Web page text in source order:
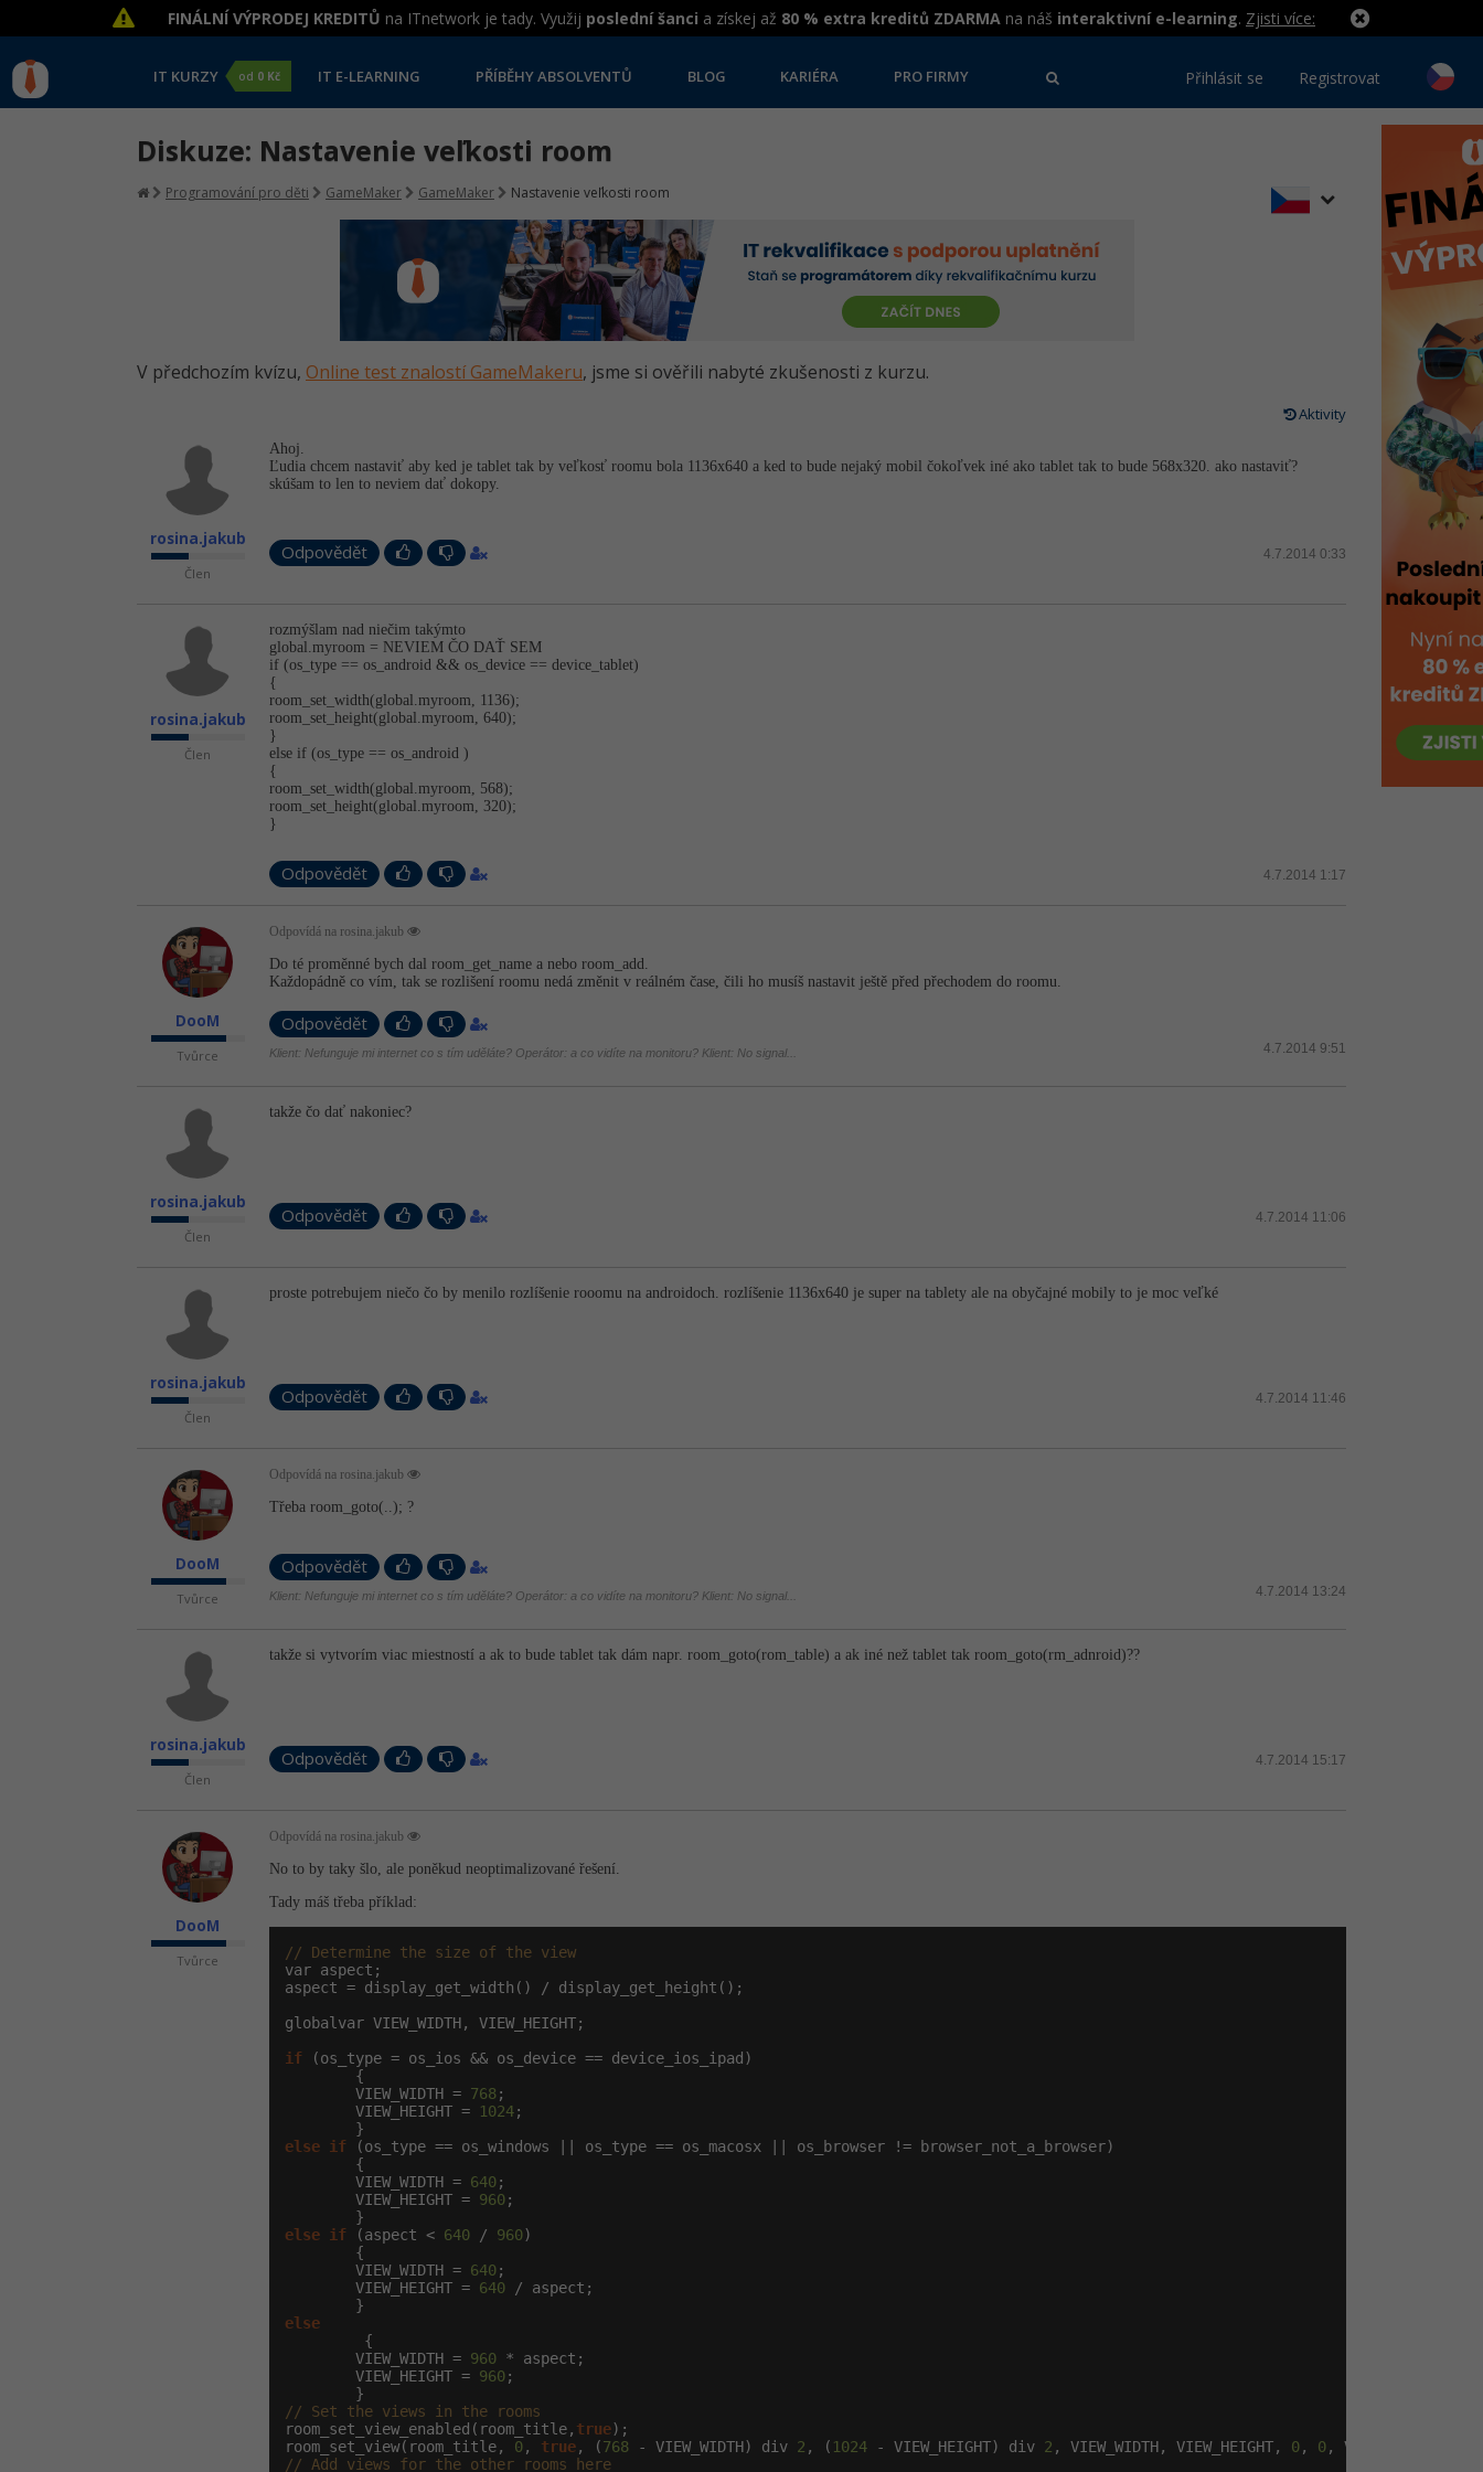
FINÁLNÍ VÝPRODEJ KREDITŮ na ITnetwork je tady. Využij poslední šanci a získej až 80 % extra kreditů ZDARMA na náš interaktivní e-learning. Zjisti více:
IT KURZY od 0 Kč IT E-LEARNING PŘÍBĚHY ABSOLVENTŮ BLOG KARIÉRA PRO FIRMY Přihlásit se Registrovat
Diskuze: Nastavenie veľkosti room
Programování pro děti GameMaker GameMaker Nastavenie veľkosti room
V předchozím kvízu, Online test znalostí GameMakeru, jsme si ověřili nabyté zkušenosti z kurzu.
Aktivity
rosina.jakub
Člen
Ahoj.
Ľudia chcem nastaviť aby ked je tablet tak by veľkosť roomu bola 1136x640 a ked to bude nejaký mobil čokoľvek iné ako tablet tak to bude 568x320. ako nastaviť?
skúšam to len to neviem dať dokopy.
Odpovědět 4.7.2014 0:33
rosina.jakub
Člen
rozmýšlam nad niečim takýmto
global.myroom = NEVIEM ČO DAŤ SEM
if (os_type == os_android && os_device == device_tablet)
{
room_set_width(glo­bal.myroom, 1136);
room_set_heig­ht(global.myro­om, 640);
}
else if (os_type == os_android )
{
room_set_width(glo­bal.myroom, 568);
room_set_heig­ht(global.myro­om, 320);
}
Odpovědět 4.7.2014 1:17
DooM
Tvůrce
Odpovídá na rosina.jakub
Do té proměnné bych dal room_get_name a nebo room_add.
Každopádně co vím, tak se rozlišení roomu nedá změnit v reálném čase, čili ho musíš nastavit ještě před přechodem do roomu.
Odpovědět
4.7.2014 9:51
Klient: Nefunguje mi internet co s tím uděláte? Operátor: a co vidíte na monitoru? Klient: No signal...
rosina.jakub
Člen
takže čo dať nakoniec?
Odpovědět 4.7.2014 11:06
rosina.jakub
Člen
proste potrebujem niečo čo by menilo rozlíšenie rooomu na androidoch. rozlíšenie 1136x640 je super na tablety ale na obyčajné mobily to je moc veľké
Odpovědět 4.7.2014 11:46
DooM
Tvůrce
Odpovídá na rosina.jakub
Třeba room_goto(..); ?
Odpovědět
4.7.2014 13:24
Klient: Nefunguje mi internet co s tím uděláte? Operátor: a co vidíte na monitoru? Klient: No signal...
rosina.jakub
Člen
takže si vytvorím viac miestností a ak to bude tablet tak dám napr. room_goto(rom_ta­ble) a ak iné než tablet tak room_goto(rm_ad­nroid)??
Odpovědět 4.7.2014 15:17
DooM
Tvůrce
Odpovídá na rosina.jakub
No to by taky šlo, ale poněkud neoptimalizované řešení.
Tady máš třeba příklad:
// Determine the size of the view
var aspect;
aspect = display_get_width() / display_get_height();
globalvar VIEW_WIDTH, VIEW_HEIGHT;
if (os_type = os_ios && os_device == device_ios_ipad)
        {
        VIEW_WIDTH =
768;
        VIEW_HEIGHT =
1024;
else if (os_type == os_windows || os_type == os_macosx || os_browser != browser_not_a_browser)
        {
        VIEW_WIDTH =
640;
        VIEW_HEIGHT =
960;
else if (aspect < 640 / 960)
        {
        VIEW_WIDTH =
640;
        VIEW_HEIGHT =
640 / aspect;
else
         {
        VIEW_WIDTH =
960 * aspect;
        VIEW_HEIGHT =
960;
// Set the views in the rooms
room_set_view_enabled(room_title, true);
room_set_view(room_title, 0, true, (768 - VIEW_WIDTH) div 2 , ( 1024 - VIEW_HEIGHT) div 2 , VIEW_WIDTH, VIEW_HEIGHT, 0, 0, VIEW_WIDTH,
// Add views for the other rooms here